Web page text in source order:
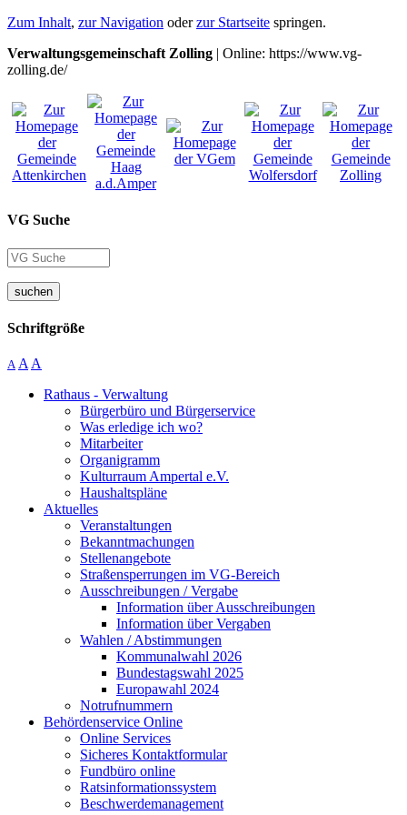
Zum Inhalt, zur Navigation oderzur Startseite springen.
Verwaltungsgemeinschaft Zolling | Online: https://www.vg-
zolling.de/
VG Suche
suchen
Schriftgröße
A A A
Rathaus - Verwaltung
Bürgerbüro und Bürgerservice
Was erledige ich wo?
Mitarbeiter
Organigramm
Kulturraum Ampertal e.V.
Haushaltspläne
Aktuelles
Veranstaltungen
Bekanntmachungen
Stellenangebote
Straßensperrungen im VG-Bereich
Ausschreibungen / Vergabe
Information über Ausschreibungen
Information über Vergaben
Wahlen / Abstimmungen
Kommunalwahl 2026
Bundestagswahl 2025
Europawahl 2024
Notrufnummern
Behördenservice Online
Online Services
Sicheres Kontaktformular
Fundbüro online
Ratsinformationssystem
Beschwerdemanagement